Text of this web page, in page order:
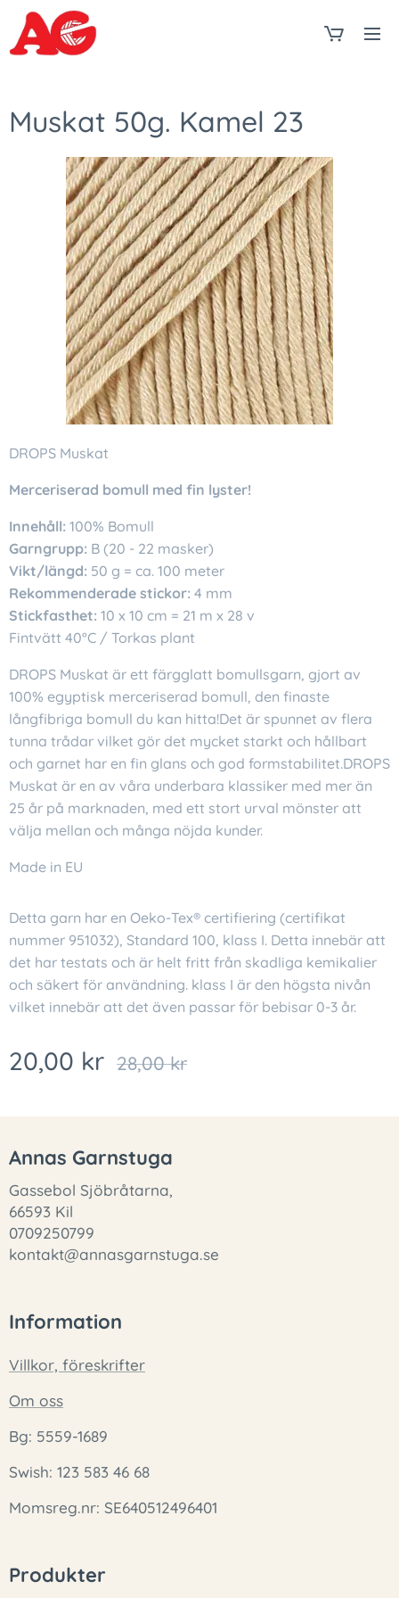
Muskat 50g. Kamel 23
DROPS Muskat
Merceriserad bomull med fin lyster!
Innehåll: 100% Bomull
Garngrupp: B (20 - 22 masker)
Vikt/längd: 50 g = ca. 100 meter
Rekommenderade stickor: 4 mm
Stickfasthet: 10 x 10 cm = 21 m x 28 v
Fintvätt 40°C / Torkas plant
DROPS Muskat är ett färgglatt bomullsgarn, gjort av
100% egyptisk merceriserad bomull, den finaste
långfibriga bomull du kan hitta!Det är spunnet av flera
tunna trådar vilket gör det mycket starkt och hållbart
och garnet har en fin glans och god formstabilitet.DROPS
Muskat är en av våra underbara klassiker med mer än
25 år på marknaden, med ett stort urval mönster att
välja mellan och många nöjda kunder.
Made in EU
Detta garn har en Oeko-Tex® certifiering (certifikat
nummer 951032), Standard 100, klass I. Detta innebär att
det har testats och är helt fritt från skadliga kemikalier
och säkert för användning. klass I är den högsta nivån
vilket innebär att det även passar för bebisar 0-3 år.
20,00 kr 28,00kr
Annas Garnstuga
Gassebol Sjöbråtarna,
66593 Kil
0709250799
kontakt@annasgarnstuga.se
Information
Villkor, föreskrifter
Om oss
Bg: 5559-1689
Swish: 123 583 46 68
Momsreg.nr: SE640512496401
Produkter